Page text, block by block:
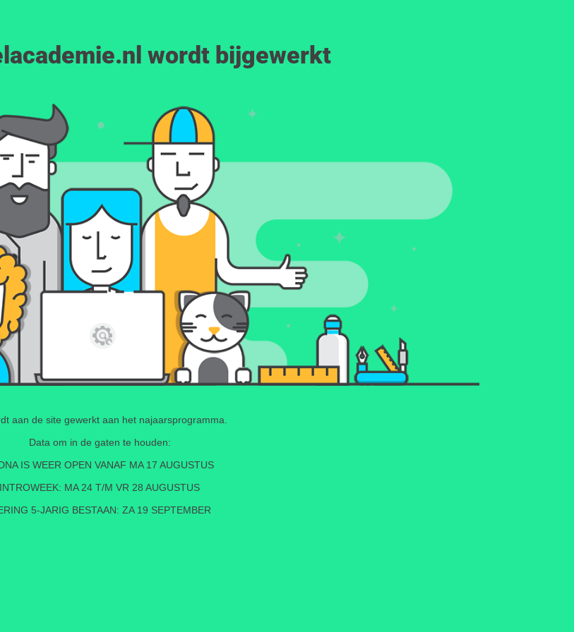
wordt bijgewerkt
aan de site gewerkt aan het najaarsprogramma.
Data om in de gaten te houden:
IS WEER OPEN VANAF MA 17 AUGUSTUS
INTROWEEK: MA 24 T/M VR 28 AUGUSTUS
5-JARIG BESTAAN: ZA 19 SEPTEMBER